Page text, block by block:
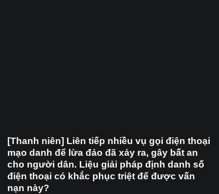
[Thanh niên] Liên tiếp nhiều vụ gọi điện thoại
mạo danh để lừa đảo đã xảy ra, gây bất an
cho người dân. Liệu giải pháp định danh số
điện thoại có khắc phục triệt để được vấn
nạn này?